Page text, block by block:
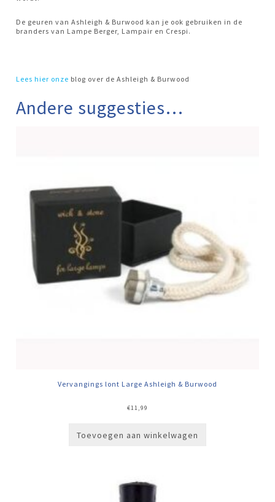
De geuren van Ashleigh & Burwood kan je ook gebruiken in de
branders van Lampe Berger, Lampair en Crespi.
Lees hier onze blog over de Ashleigh & Burwood
Andere suggesties…
Vervangings lont Large Ashleigh & Burwood
€11,99
Toevoegen aan winkelwagen